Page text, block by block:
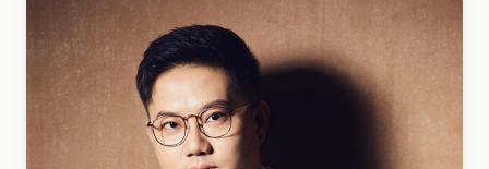
房屋面积（㎡）
立即预约